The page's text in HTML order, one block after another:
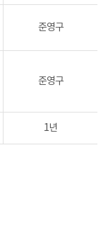
준영구
준영구
1년